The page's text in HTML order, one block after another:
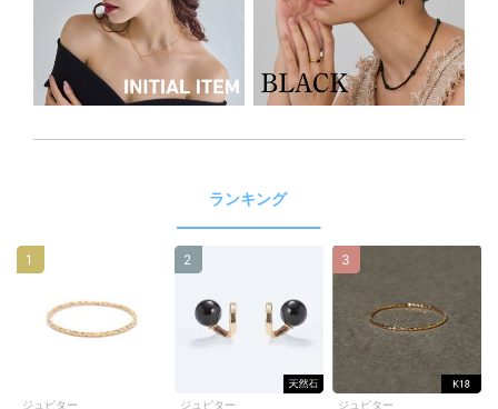
ランキング
ジュピター
1
ジュピター
2
ジュピター
3